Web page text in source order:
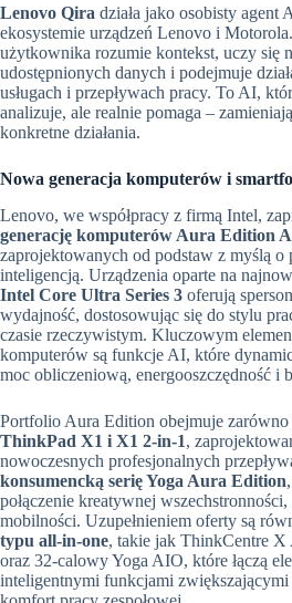
Lenovo Qira działa jako osobisty agent
ekosystemie urządzeń Lenovo i
użytkownika rozumie kontekst, uczy się
udostępnionych danych i podejmuje
usługach i przepływach pracy. To AI,
analizuje, ale realnie pomaga –
konkretne działania.
Nowa generacja komputerów i
Lenovo, we współpracy z firmą Intel,
generację komputerów Aura Edition
zaprojektowanych od podstaw z myślą o
inteligencją. Urządzenia oparte na
Intel Core Ultra Series 3 oferują
wydajność, dostosowując się do stylu
czasie rzeczywistym. Kluczowym
komputerów są funkcje AI, które
moc obliczeniową, energooszczędność i
Portfolio Aura Edition obejmuje zarówno
ThinkPad X1 i X1 2-in-1,
nowoczesnych profesjonalnych
konsumencką serięYoga Aura Edition
połączenie kreatywnej
mobilności. Uzupełnieniem oferty są
typu all-in-one, takie jak ThinkCentre
oraz 32-calowy Yoga AIO, które łączą
inteligentnymi funkcjami